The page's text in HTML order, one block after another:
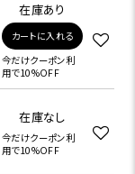
在庫あり
カートに入れる
今だけクーポン利
用で10%OFF
在庫なし
今だけクーポン利
用で10%OFF